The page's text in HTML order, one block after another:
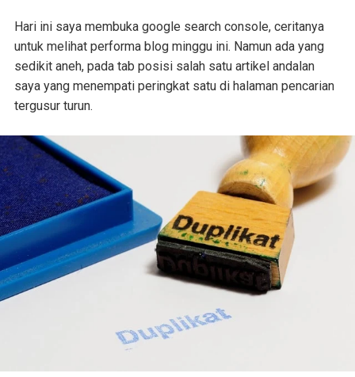
Hari ini saya membuka google search console, ceritanya
untuk melihat performa blog minggu ini. Namun ada yang
sedikit aneh, pada tab posisi salah satu artikel andalan
saya yang menempati peringkat satu di halaman pencarian
tergusur turun.